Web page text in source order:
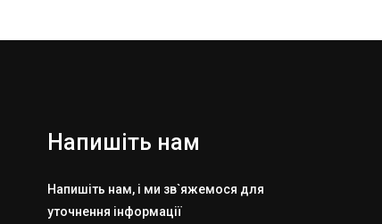
Напишіть нам
Напишіть нам, і ми зв`яжемося для
уточнення інформації